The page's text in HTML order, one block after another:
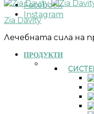
Facebook
Instagram
Zia Davity
Лечебната сила на
ПРОДУКТИ